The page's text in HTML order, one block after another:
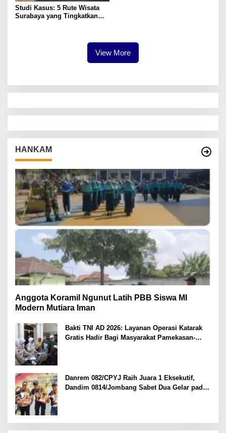
Studi Kasus: 5 Rute Wisata
Surabaya yang Tingkatkan
View More
HANKAM
Anggota Koramil Ngunut Latih PBB Siswa MI
Modern Mutiara Iman
Bakti TNI AD 2026: Layanan Operasi Katarak
Gratis Hadir Bagi Masyarakat Pamekasan-
Danrem 082/CPYJ Raih Juara 1 Eksekutif,
Dandim 0814/Jombang Sabet Dua Gelar pada